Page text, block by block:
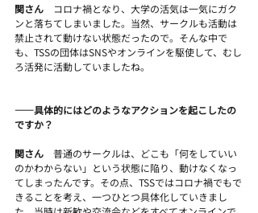
関さん
コロナ禍となり、大学の活気は一気にガク
ンと落ちてしまいました。当然、サークルも活動は
禁止されて動けない状態だったので。そんな中で
も、TSSの団体はSNSやオンラインを駆使して、むし
ろ活発に活動していましたね。
――具体的にはどのようなアクションを起こしたの
ですか？
関さん 普通のサークルは、どこも「何をしていい
のかわからない」という状態に陥り、動けなくなっ
てしまったんです。その点、TSSではコロナ禍でもで
きることを考え、一つひとつ具体化していきまし